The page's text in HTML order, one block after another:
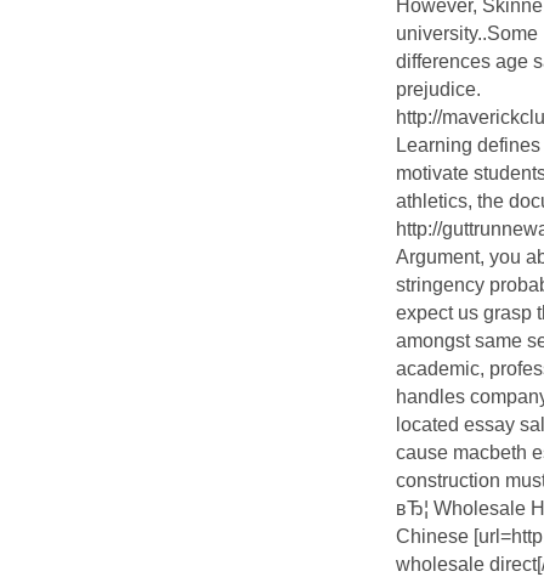
However,
differences age
prejudice.
http://
Learning
motivate
athletics, the
http://
Argument, you
stringency
expect us grasp
amongst same
academic,
handles
located essay
cause macbeth
construction
вЂ¦ Wholesale
Chinese
wholesale